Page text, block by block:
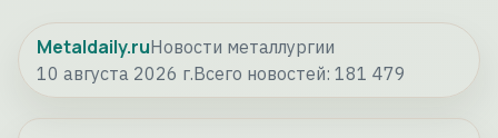
Metaldaily.ruНовости металлургии
10 августа 2026 г.Всего новостей: 181 479